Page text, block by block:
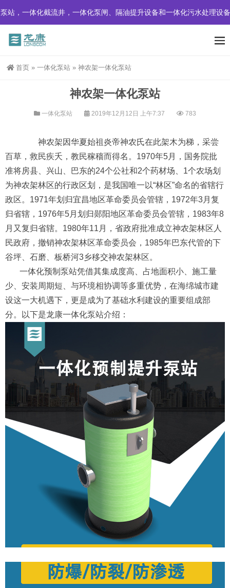
流井，一体化泵闸、隔油提升设备和一体化污水处理设备。
首页 » 一体化泵站 » 神农架一体化泵站
神农架一体化泵站
一体化泵站 2019年12月12日 上午7:37 783
神农架因华夏始祖炎帝神农氏在此架木为梯，采尝
百草，救民疾夭，教民稼穑而得名。1970年5月，国务院批
准将房县、兴山、巴东的24个公社和2个药材场、1个农场划
为神农架林区的行政区划，是我国唯一以“林区”命名的省辖行
政区。1971年划归宜昌地区革命委员会管辖，1972年3月复
归省辖，1976年5月划归郧阳地区革命委员会管辖，1983年8
月又复归省辖。1980年11月，省政府批准成立神农架林区人
民政府，撤销神农架林区革命委员会，1985年巴东代管的下
谷坪、石磨、板桥河3乡移交神农架林区。
一体化预制泵站凭借其集成度高、占地面积小、施工量
少、安装周期短、与环境相协调等多重优势，在海绵城市建
设这一大机遇下，更是成为了基础水利建设的重要组成部
分。以下是龙康一体化泵站介绍：